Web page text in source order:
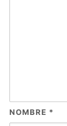
NOMBRE *